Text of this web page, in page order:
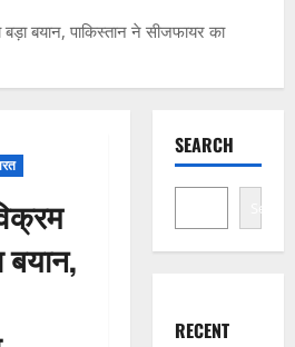
बयान, पाकिस्तान ने सीजफायर का
बयान,
SEARCH
Search
RECENT